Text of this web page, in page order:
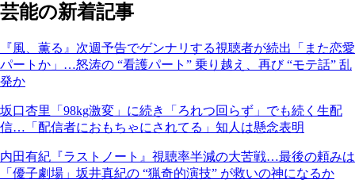
芸能の新着記事
『風、薫る』次週予告でゲンナリする視聴者が続出「また恋愛
パートか」…怒涛の “看護パート” 乗り越え、再び “モテ話” 乱
発か
坂口杏里「98kg激変」に続き「ろれつ回らず」でも続く生配
信…「配信者におもちゃにされてる」知人は懸念表明
内田有紀『ラストノート』視聴率半減の大苦戦…最後の頼みは
「優子劇場」坂井真紀の “猟奇的演技” が救いの神になるか